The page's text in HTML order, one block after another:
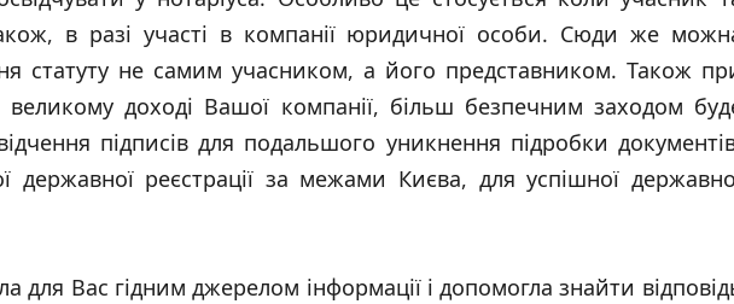
в разі участі в компанії юридичної особи. Сюди же
статуту не самим учасником, а його представником. Також
великому доході Вашої компанії, більш безпечним заходом
підписів для подальшого уникнення підробки
державної реєстрації за межами Києва, для успішної
для Вас гідним джерелом інформації і допомогла знайти